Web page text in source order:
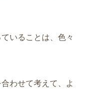
いることは、色々
わせて考えて、よ